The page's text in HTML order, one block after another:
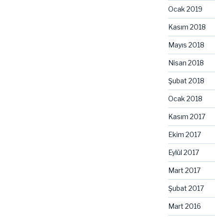
Ocak 2019
Kasım 2018
Mayıs 2018
Nisan 2018
Şubat 2018
Ocak 2018
Kasım 2017
Ekim 2017
Eylül 2017
Mart 2017
Şubat 2017
Mart 2016